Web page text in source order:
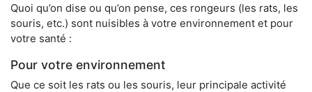
Quoi qu’on dise ou qu’on pense, ces rongeurs (les rats, les
souris, etc.) sont nuisibles à votre environnement et pour
votre santé :
Pour votre environnement
Que ce soit les rats ou les souris, leur principale activité